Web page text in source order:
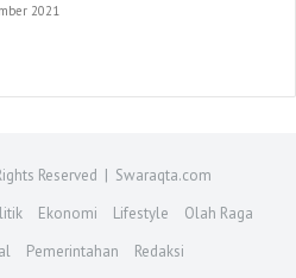
2021
Reserved | Swaraqta.com
Ekonomi Lifestyle
Olah Raga
Pemerintahan Redaksi